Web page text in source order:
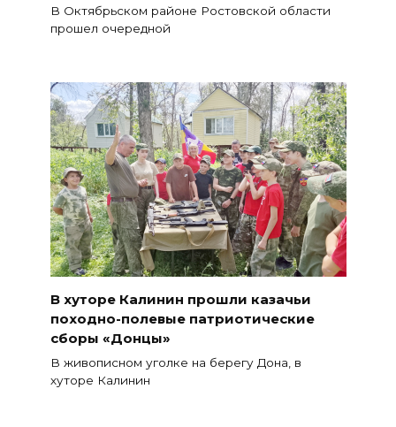
В Октябрьском районе Ростовской области
прошел очередной
В хуторе Калинин прошли казачьи
походно-полевые патриотические
сборы «Донцы»
В живописном уголке на берегу Дона, в
хуторе Калинин